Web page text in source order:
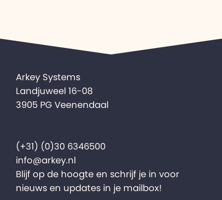
Arkey Systems
Landjuweel 16-08
3905 PG Veenendaal
(+31) (0)30 6346500
info@arkey.nl
Blijf op de hoogte en schrijf je in voor
nieuws en updates in je mailbox!